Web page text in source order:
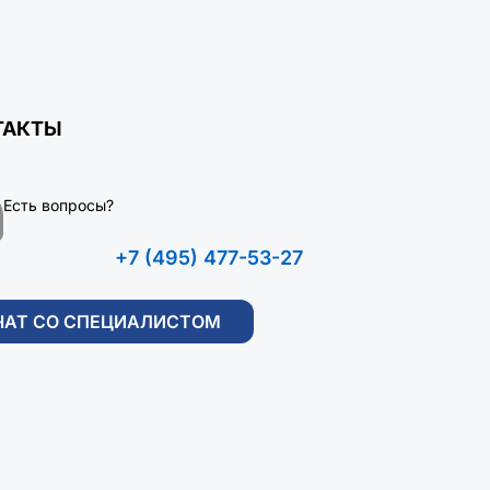
Есть вопросы?
+7 (495) 477-53-27
СО СПЕЦИАЛИСТОМ